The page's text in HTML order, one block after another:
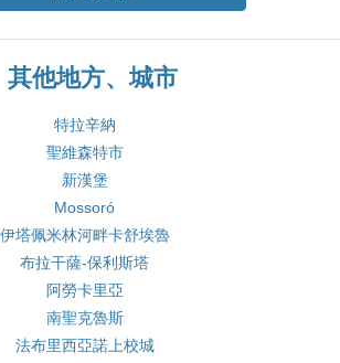
其他地方、城市
特拉辛納
聖維森特市
新漢堡
Mossoró
伊塔佩米林河畔卡舒埃魯
布拉干薩-保利斯塔
阿勞卡里亞
南聖克魯斯
法布里西亞諾上校城